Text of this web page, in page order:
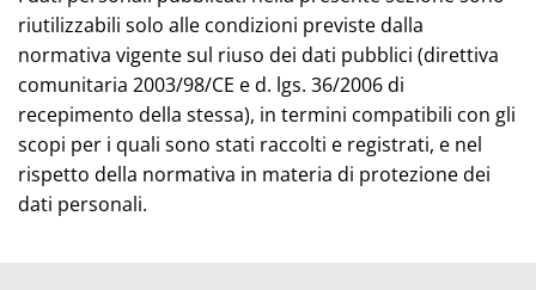
riutilizzabili solo alle condizioni previste dalla
normativa vigente sul riuso dei dati pubblici (direttiva
comunitaria 2003/98/CE e d. lgs. 36/2006 di
recepimento della stessa), in termini compatibili con gli
scopi per i quali sono stati raccolti e registrati, e nel
rispetto della normativa in materia di protezione dei
dati personali.